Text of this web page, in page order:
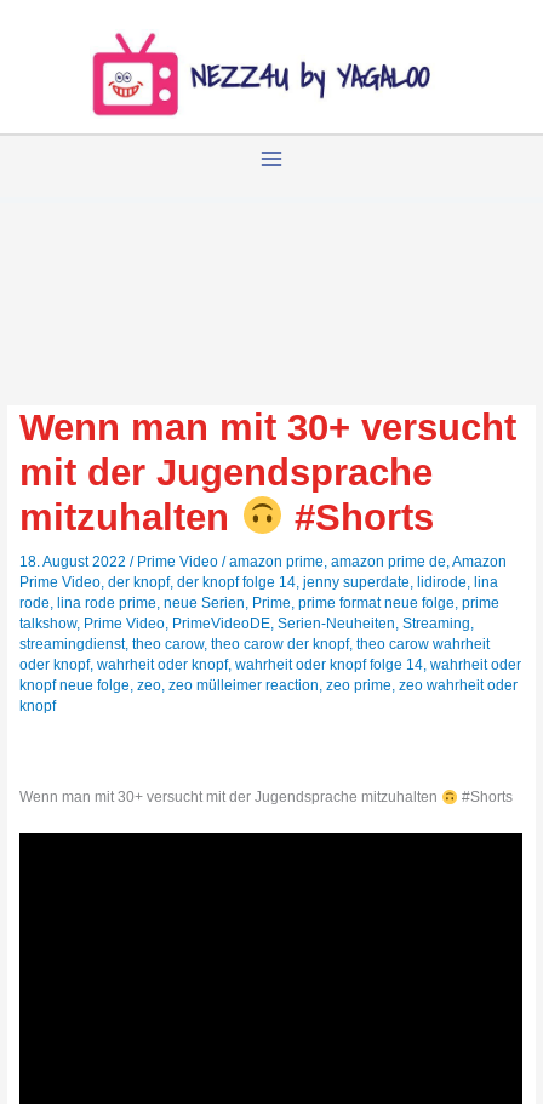
Wenn man mit 30+ versucht
mit der Jugendsprache
mitzuhalten
#Shorts
18. August 2022/ Prime Video /amazon prime ,amazon prime de ,Amazon
Prime Video ,der knopf,der knopf folge 14 ,jenny superdate ,lidirode ,lina
rode ,lina rode prime ,neue Serien Prime ,prime format neue folge ,prime
talkshow, Prime Video PrimeVideoDE ,Serien-Neuheiten ,Streaming
streamingdienst,theo carow,theo carow der knopf,theo carow wahrheit
oder knopf,wahrheit oder knopf,wahrheit oder knopf folge 14 ,wahrheit oder
knopf neue folge ,zeo ,zeo mülleimer reaction ,zeo prime ,zeo wahrheit oder
knopf
Wenn man mit 30+ versucht mit der Jugendsprache mitzuhalten #Shorts